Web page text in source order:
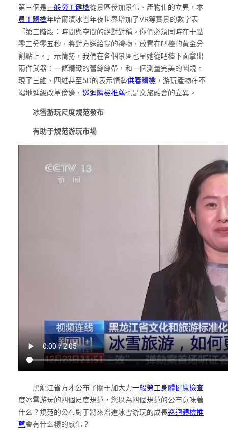
第三個是一般勞工健檢從景區參加景化、產物化的立異，本
員工體檢年哈爾濱冰雪年夜世界增加了VR等實景的數字表
「第三階段：時間與空間的絕對對稱。你們必須同時在十點
零三分零五秒，將對方送給我的禮物，放置在吧檯的黃金分
割點上。」示情勢，我們在各個景區也呈她從吧檯下面拿出
兩件武器：一條精緻的蕾絲絲帶，和一個測量完美的圓規。
現了三維、四維甚至5D的表示情勢供膳體檢 ，游玩產物在不
竭地進級改革傍邊， 巡迴體檢推薦也是文旅融會的立異。
冰雪游玩尺度規范發布
有助于規范游玩市場
黑龍江省方才公布了關于加大力一般勞工身體健康檢查
度冰雪游玩的四個尺度規范，您以為四個規范的公布意味著
什么？規范的公布對于將來增進冰雪游玩的成長巡迴體檢推
薦會有什么樣的感化？